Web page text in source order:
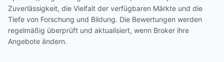
Zuverlässigkeit, die Vielfalt der verfügbaren Märkte und die
Tiefe von Forschung und Bildung. Die Bewertungen werden
regelmäßig überprüft und aktualisiert, wenn Broker ihre
Angebote ändern.